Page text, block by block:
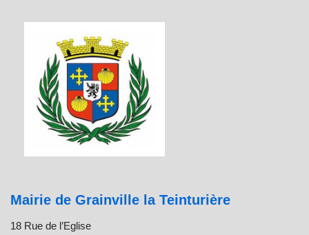
Mairie de Grainville la Teinturière
18 Rue de l’Eglise